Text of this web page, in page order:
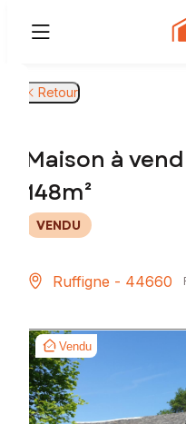
Retour
Maison à
148m²
VENDU
Ruffigne - 44660
Vendu